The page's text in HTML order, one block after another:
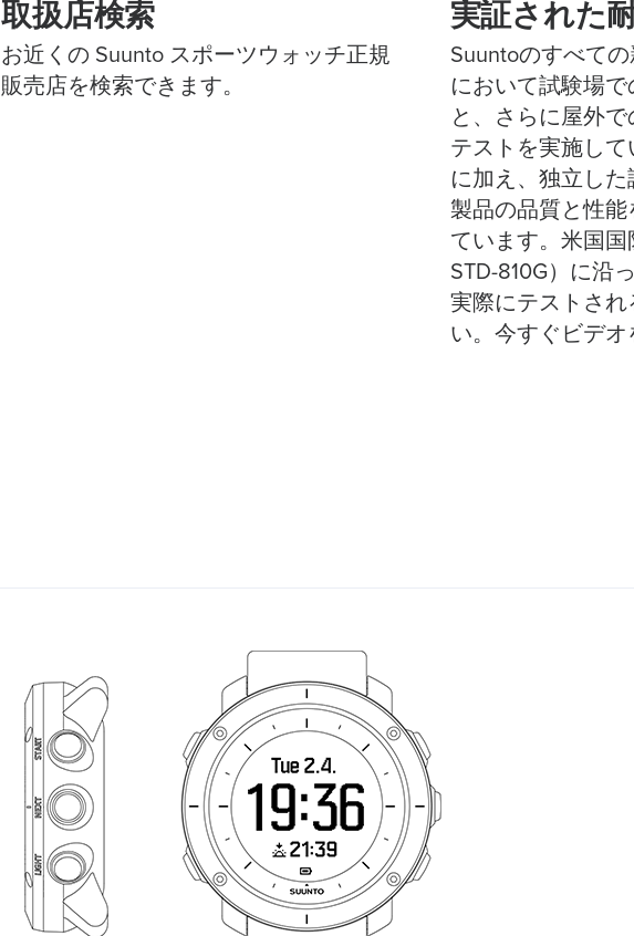
取扱店検索
お近くの Suunto スポーツウォッチ正規
販売店を検索できます。
実証された
Suuntoのすべて
において試験場で
と、さらに屋外
テストを実施して
に加え、独立した
製品の品質と性能
ています。米国
STD-810G）に沿
実際にテストされ
い。今すぐビデオ